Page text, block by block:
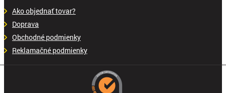
Ako objednať tovar?
Doprava
Obchodné podmienky
Reklamačné podmienky